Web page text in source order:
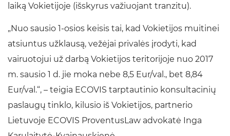
laiką Vokietijoje (išskyrus važiuojant tranzitu).
„Nuo sausio 1-osios keisis tai, kad Vokietijos muitinei
atsiuntus užklausą, vežėjai privalės įrodyti, kad
vairuotojui už darbą Vokietijos teritorijoje nuo 2017
m. sausio 1 d. jie moka nebe 8,5 Eur/val., bet 8,84
Eur/val.“, – teigia ECOVIS tarptautinio konsultacinių
paslaugų tinklo, kilusio iš Vokietijos, partnerio
Lietuvoje ECOVIS ProventusLaw advokatė Inga